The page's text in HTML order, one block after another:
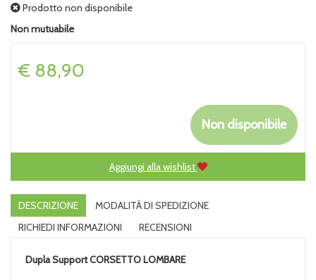
Prodotto non disponibile
Non mutuabile
Prezzo
€ 88,90
Non disponibile
Aggiungi alla wishlist
DESCRIZIONE
MODALITÀ DI SPEDIZIONE
RICHIEDI INFORMAZIONI
RECENSIONI
Dupla SupportCORSETTO LOMBARE